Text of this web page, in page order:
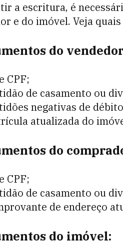
a escritura, é
e do imóvel. Veja
do
CPF;
de casamento ou
negativas de
atualizada do
do
CPF;
de casamento ou
de endereço
do imóvel: